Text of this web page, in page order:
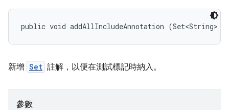
public void addAllIncludeAnnotation (Set<String>
新增 Set 註解，以便在測試標記時納入。
參數